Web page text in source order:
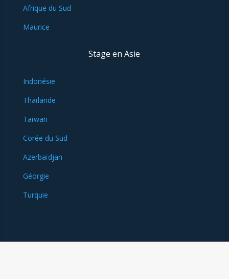
Afrique du Sud
Maurice
Stage en Asie
Indonésie
Thaïlande
Taïwan
Corée du Sud
Azerbaïdjan
Géorgie
Turquie